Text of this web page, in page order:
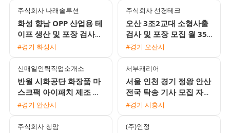
주식회사 나래솔루션
화성 향남 OPP 산업용 테
이프 생산 및 포장 검사
사원 모집 주급 가능
#경기 화성시
주식회사 선경테크
오산 3조2교대 소형사출
검사 및 포장 모집 월 350
만에서 370만원 이상 기
행
#경기 오산시
신매일인력직업소개소
반월 시화공단 화장품 마
스크팩 아이패치 제조 포
장 여성 사원 모집 (주간
#경기 안산시
서부캐리어
서울 인천 경기 정왕 안산
전국 탁송 기사 모집 자차
없이 초보 가능
#경기 시흥시
주식회사 청암 (주)인정